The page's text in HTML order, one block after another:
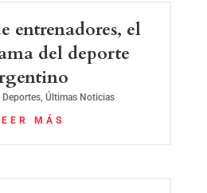
entrenadores, el
del deporte
Deportes, Últimas Noticias
MÁS